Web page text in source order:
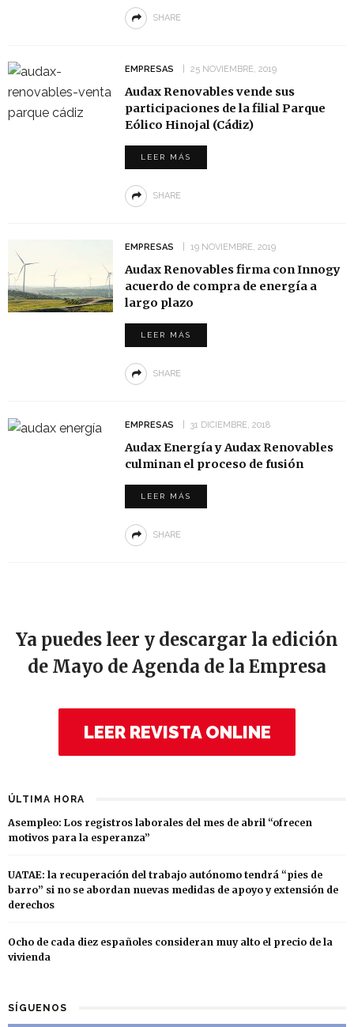
SHARE
EMPRESAS 25 NOVIEMBRE, 2019
Audax Renovables vende sus
participaciones de la filial Parque
Eólico Hinojal (Cádiz)
LEER MÁS
SHARE
EMPRESAS 19 NOVIEMBRE, 2019
Audax Renovables firma con Innogy
acuerdo de compra de energía a
largo plazo
LEER MÁS
SHARE
EMPRESAS 31 DICIEMBRE, 2018
Audax Energía y Audax Renovables
culminan el proceso de fusión
LEER MÁS
SHARE
Ya puedes leer y descargar la edición
de Mayo de Agenda de la Empresa
LEER REVISTA ONLINE
ÚLTIMA HORA
Asempleo: Los registros laborales del mes de abril “ofrecen
motivos para la esperanza”
UATAE: la recuperación del trabajo autónomo tendrá “pies de
barro” si no se abordan nuevas medidas de apoyo y extensión de
derechos
Ocho de cada diez españoles consideran muy alto el precio de la
vivienda
SÍGUENOS